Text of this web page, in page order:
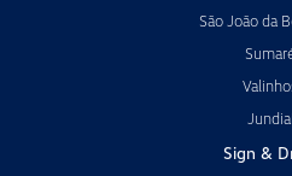
São João da
Sign &